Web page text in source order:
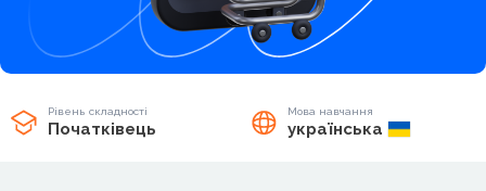
Рівень складності
Початківець
Мова навчання
українська